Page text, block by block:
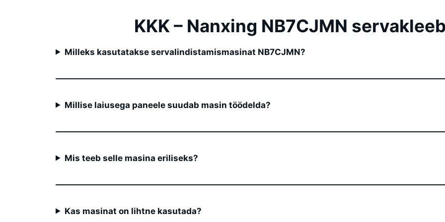
KKK – Nanxing NB7CJMN
Milleks kasutatakse servalindistamismasinat NB7CJMN?
Millise laiusega paneele suudab masin töödelda?
Mis teeb selle masina eriliseks?
Kas masinat on lihtne kasutada?